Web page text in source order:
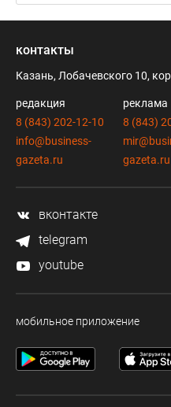
контакты
Казань, Лобачевского 10,
редакция
8 (843) 202-12-10
info@business-
gazeta.ru
реклама
8 (843)
gazeta.ru
вконтакте
telegram
youtube
мобильное приложение